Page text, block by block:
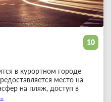
10
в курортном городе
место на
на пляж, доступ в
...